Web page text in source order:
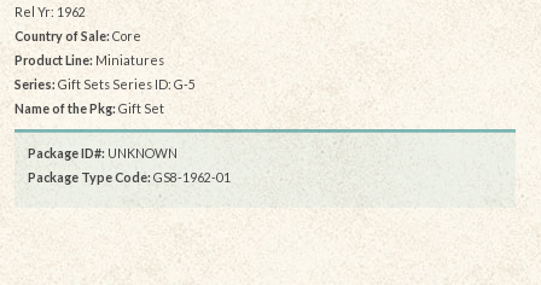
Rel Yr: 1962
Country of Sale: Core
Product Line: Miniatures
Series: Gift Sets Series ID: G-5
Name of the Pkg:Gift Set
Package ID#: UNKNOWN
Package Type Code: GS8-1962-01